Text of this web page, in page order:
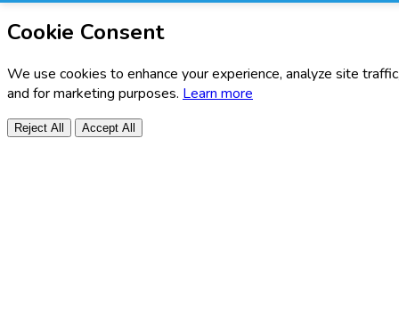
Cookie Consent
We use cookies to enhance your experience, analyze site
and for marketing purposes. Learn more
Reject All Accept All